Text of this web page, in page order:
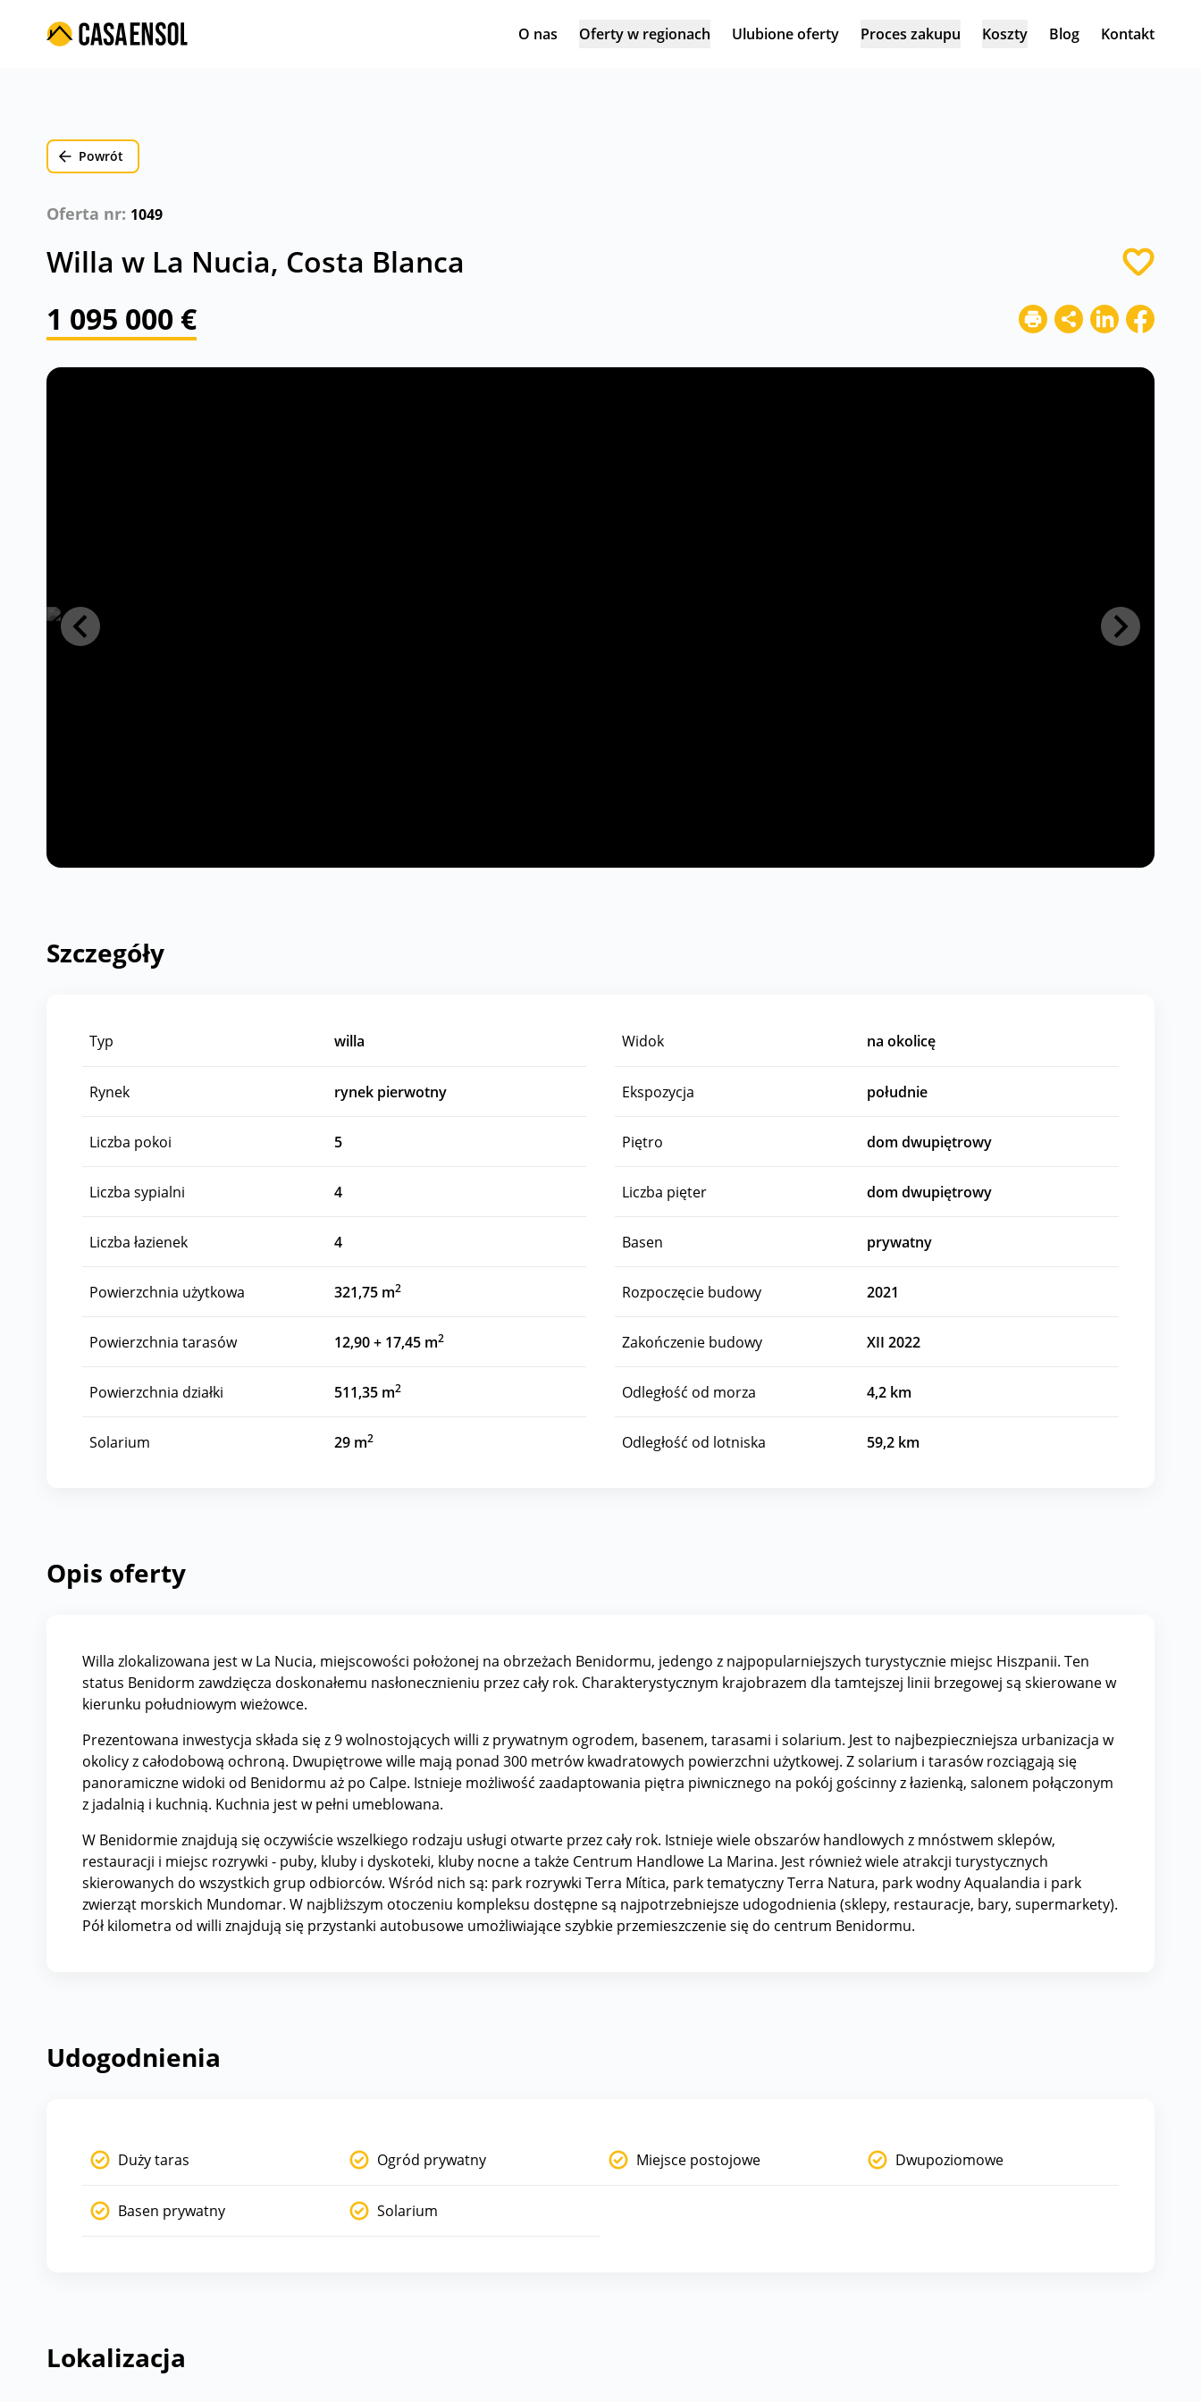
O nas Oferty w regionach Ulubione oferty Proces zakupu Koszty Blog Kontakt
Powrót
Oferta nr: 1049
Willa w La Nucia, Costa Blanca
1 095 000 €
Szczegóły
Typ willa
Rynek rynek pierwotny
Liczba pokoi 5
Liczba sypialni 4
Liczba łazienek 4
Powierzchnia użytkowa 321,75 m2
Powierzchnia tarasów 12,90 + 17,45 m2
Powierzchnia działki 511,35 m2
Solarium 29 m2
Widok na okolicę
Ekspozycja południe
Piętro dom dwupiętrowy
Liczba pięter dom dwupiętrowy
Basen prywatny
Rozpoczęcie budowy 2021
Zakończenie budowy XII 2022
Odległość od morza 4,2 km
Odległość od lotniska 59,2 km
Opis oferty
Willa zlokalizowana jest w La Nucia, miejscowości położonej na obrzeżach Benidormu, jedengo z najpopularniejszych turystycznie miejsc Hiszpanii. Ten
status Benidorm zawdzięcza doskonałemu nasłonecznieniu przez cały rok. Charakterystycznym krajobrazem dla tamtejszej linii brzegowej są skierowane w
kierunku południowym wieżowce.
Prezentowana inwestycja składa się z 9 wolnostojących willi z prywatnym ogrodem, basenem, tarasami i solarium. Jest to najbezpieczniejsza urbanizacja w
okolicy z całodobową ochroną. Dwupiętrowe wille mają ponad 300 metrów kwadratowych powierzchni użytkowej. Z solarium i tarasów rozciągają się
panoramiczne widoki od Benidormu aż po Calpe. Istnieje możliwość zaadaptowania piętra piwnicznego na pokój gościnny z łazienką, salonem połączonym
z jadalnią i kuchnią. Kuchnia jest w pełni umeblowana.
W Benidormie znajdują się oczywiście wszelkiego rodzaju usługi otwarte przez cały rok. Istnieje wiele obszarów handlowych z mnóstwem sklepów,
restauracji i miejsc rozrywki - puby, kluby i dyskoteki, kluby nocne a także Centrum Handlowe La Marina. Jest również wiele atrakcji turystycznych
skierowanych do wszystkich grup odbiorców. Wśród nich są: park rozrywki Terra Mítica, park tematyczny Terra Natura, park wodny Aqualandia i park
zwierząt morskich Mundomar. W najbliższym otoczeniu kompleksu dostępne są najpotrzebniejsze udogodnienia (sklepy, restauracje, bary, supermarkety).
Pół kilometra od willi znajdują się przystanki autobusowe umożliwiające szybkie przemieszczenie się do centrum Benidormu.
Udogodnienia
Duży taras
Basen prywatny
Ogród prywatny
Solarium
Miejsce postojowe Dwupoziomowe
Lokalizacja